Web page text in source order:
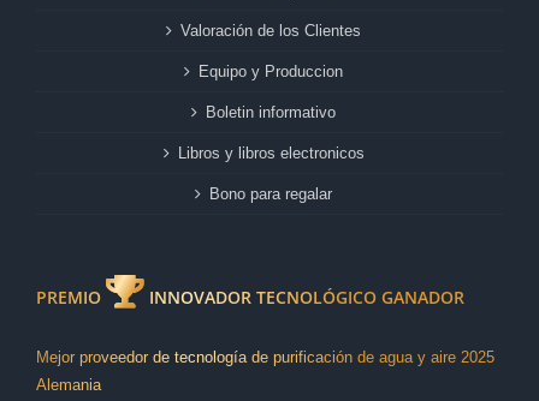
Valoración de los Clientes
Equipo y Produccion
Boletin informativo
Libros y libros electronicos
Bono para regalar
PREMIO INNOVADOR TECNOLÓGICO GANADOR
Mejor proveedor de tecnología de purificación de agua y aire 2025
Alemania